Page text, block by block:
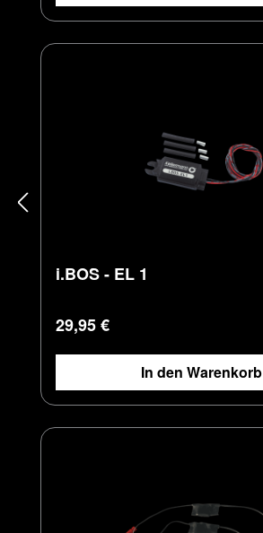
i.BOS - EL 1
Regulärer Preis:
29,95 €
In den Warenkorb